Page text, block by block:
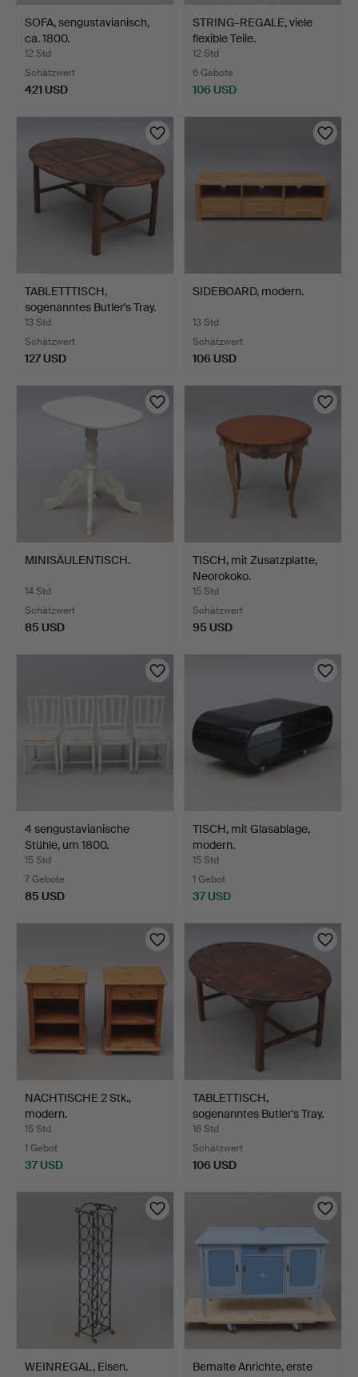
SOFA, sengustavianisch,
ca. 1800.
12 Std
Schätzwert
421 USD
STRING-REGALE, viele
flexible Teile.
12 Std
6 Gebote
106 USD
TABLETTTISCH,
sogenanntes Butler's Tray.
13 Std
Schätzwert
127 USD
SIDEBOARD, modern.
13 Std
Schätzwert
106 USD
MINISÄULENTISCH.
14 Std
Schätzwert
85 USD
TISCH, mit Zusatzplatte,
Neorokoko.
15 Std
Schätzwert
95 USD
4 sengustavianische
Stühle, um 1800.
15 Std
7 Gebote
85 USD
TISCH, mit Glasablage,
modern.
15 Std
1 Gebot
37 USD
NACHTISCHE 2 Stk.,
modern.
15 Std
1 Gebot
37 USD
TABLETTISCH,
sogenanntes Butler's Tray.
16 Std
Schätzwert
106 USD
WEINREGAL, Eisen.
Bemalte Anrichte, erste